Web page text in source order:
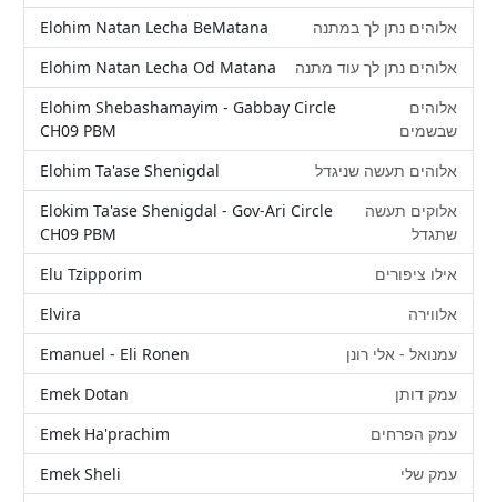
Elohim Natan Lecha BeMatana
אלוהים נתן לך במתנה
Elohim Natan Lecha Od Matana
אלוהים נתן לך עוד מתנה
Elohim Shebashamayim - Gabbay Circle
CH09 PBM
אלוהים
שבשמים
Elohim Ta'ase Shenigdal
אלוהים תעשה שניגדל
Elokim Ta'ase Shenigdal - Gov-Ari Circle
CH09 PBM
אלוקים תעשה
שתגדל
Elu Tzipporim
אילו ציפורים
Elvira
אלווירה
Emanuel - Eli Ronen
עמנואל - אלי רונן
Emek Dotan
עמק דותן
Emek Ha'prachim
עמק הפרחים
Emek Sheli
עמק שלי